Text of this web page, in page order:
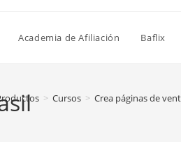
Academia de Afiliación Baflix
> Cursos > Crea páginas de